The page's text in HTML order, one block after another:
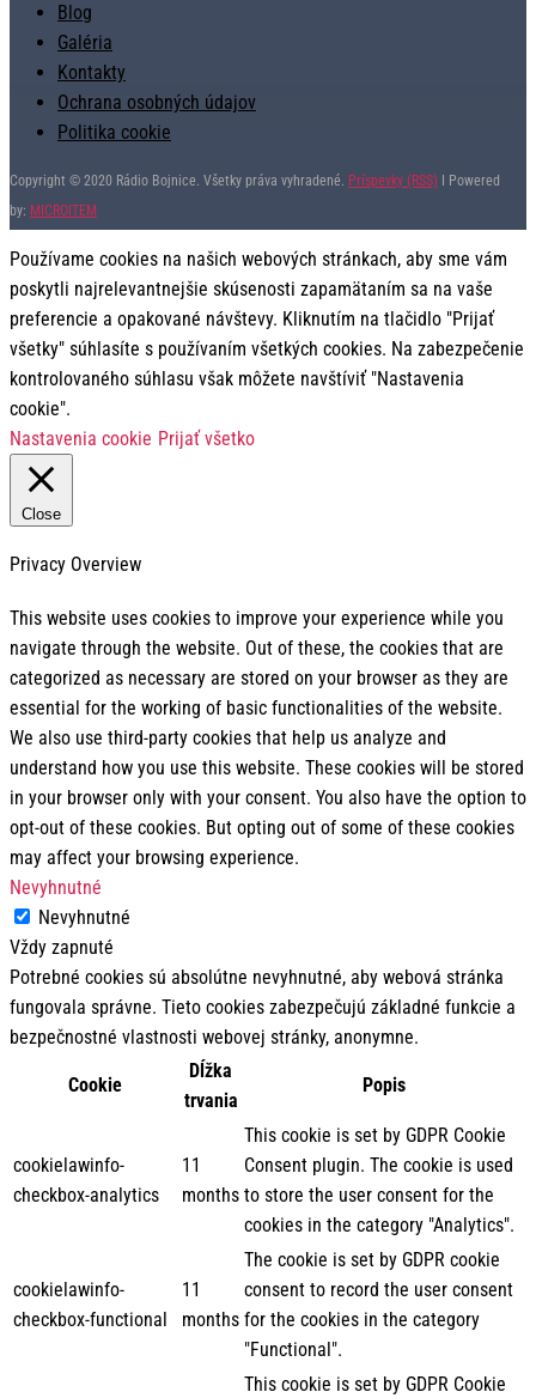
Blog
Galéria
Kontakty
Ochrana osobných údajov
Politika cookie
Copyright © 2020 Rádio Bojnice. Všetky práva vyhradené. Príspevky (RSS) I Powered
by: MICROITEM
Používame cookies na našich webových stránkach, aby sme vám
poskytli najrelevantnejšie skúsenosti zapamätaním sa na vaše
preferencie a opakované návštevy. Kliknutím na tlačidlo "Prijať
všetky" súhlasíte s používaním všetkých cookies. Na zabezpečenie
kontrolovaného súhlasu však môžete navštíviť "Nastavenia
cookie".
Nastavenia cookie Prijať všetko
Close
Privacy Overview
This website uses cookies to improve your experience while you
navigate through the website. Out of these, the cookies that are
categorized as necessary are stored on your browser as they are
essential for the working of basic functionalities of the website.
We also use third-party cookies that help us analyze and
understand how you use this website. These cookies will be stored
in your browser only with your consent. You also have the option to
opt-out of these cookies. But opting out of some of these cookies
may affect your browsing experience.
Nevyhnutné
Nevyhnutné
Vždy zapnuté
Potrebné cookies sú absolútne nevyhnutné, aby webová stránka
fungovala správne. Tieto cookies zabezpečujú základné funkcie a
bezpečnostné vlastnosti webovej stránky, anonymne.
Cookie
Dĺžka
trvania
Popis
cookielawinfo-
checkbox-analytics
11
months
This cookie is set by GDPR Cookie
Consent plugin. The cookie is used
to store the user consent for the
cookies in the category "Analytics".
cookielawinfo-
checkbox-functional
11
months
The cookie is set by GDPR cookie
consent to record the user consent
for the cookies in the category
"Functional".
This cookie is set by GDPR Cookie